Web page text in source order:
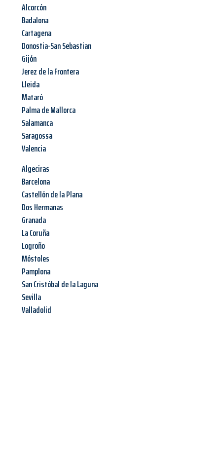
Alcorcón
Badalona
Cartagena
Donostia-San Sebastian
Gijón
Jerez de la Frontera
Lleida
Mataró
Palma de Mallorca
Salamanca
Saragossa
Valencia
Algeciras
Barcelona
Castellón de la Plana
Dos Hermanas
Granada
La Coruña
Logroño
Móstoles
Pamplona
San Cristóbal de la Laguna
Sevilla
Valladolid